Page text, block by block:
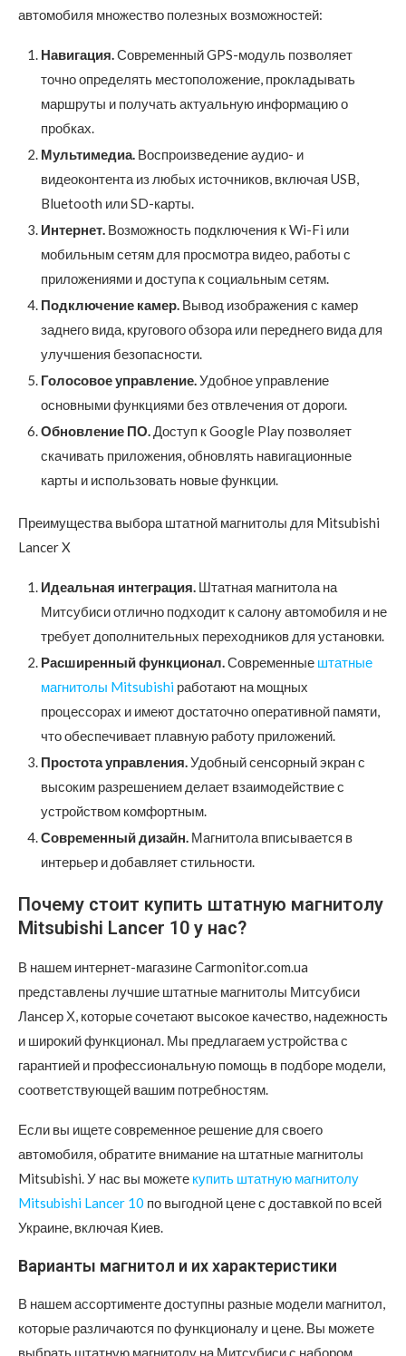
автомобиля множество полезных возможностей:
Навигация.Современный GPS-модуль позволяет
точно определять местоположение, прокладывать
маршруты и получать актуальную информацию о
пробках.
Мультимедиа. Воспроизведение аудио- и
видеоконтента из любых источников, включая USB,
Bluetooth или SD-карты.
Интернет. Возможность подключения к Wi-Fi или
мобильным сетям для просмотра видео, работы с
приложениями и доступа к социальным сетям.
Подключение камер. Вывод изображения с камер
заднего вида, кругового обзора или переднего вида для
улучшения безопасности.
Голосовое управление.Удобное управление
основными функциями без отвлечения от дороги.
Обновление ПО.Доступ к Google Play позволяет
скачивать приложения, обновлять навигационные
карты и использовать новые функции.
Преимущества выбора штатной магнитолы для Mitsubishi
Lancer X
Идеальная интеграция. Штатная магнитола на
Митсубиси отлично подходит к салону автомобиля и не
требует дополнительных переходников для установки.
Расширенный функционал.Современные штатные
магнитолы Mitsubishi работают на мощных
процессорах и имеют достаточно оперативной памяти,
что обеспечивает плавную работу приложений.
Простота управления.Удобный сенсорный экран с
высоким разрешением делает взаимодействие с
устройством комфортным.
Современный дизайн. Магнитола вписывается в
интерьер и добавляет стильности.
Почему стоит купить штатную магнитолу
Mitsubishi Lancer 10 у нас?
В нашем интернет-магазине Carmonitor.com.ua
представлены лучшие штатные магнитолы Митсубиси
Лансер Х, которые сочетают высокое качество, надежность
и широкий функционал. Мы предлагаем устройства с
гарантией и профессиональную помощь в подборе модели,
соответствующей вашим потребностям.
Если вы ищете современное решение для своего
автомобиля, обратите внимание на штатные магнитолы
Mitsubishi. У нас вы можете купить штатную магнитолу
Mitsubishi Lancer 10 по выгодной цене с доставкой по всей
Украине, включая Киев.
Варианты магнитол и их характеристики
В нашем ассортименте доступны разные модели магнитол,
которые различаются по функционалу и цене. Вы можете
выбрать штатную магнитолу на Митсубиси с набором